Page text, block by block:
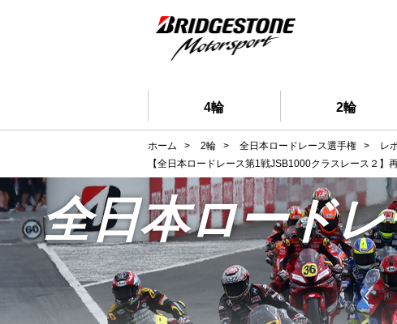
4輪 2輪
ホーム > 2輪 > 全日本ロードレース選手権 > レ
【全日本ロードレース第1戦JSB1000クラスレース２
全日本ロード